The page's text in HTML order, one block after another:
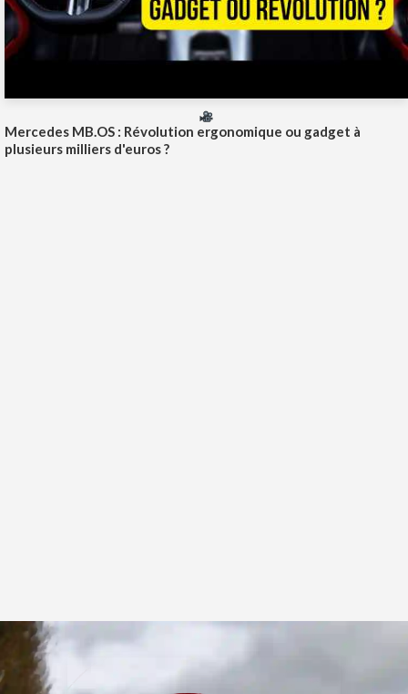
Mercedes MB.OS : Révolution ergonomique ou gadget à
plusieurs milliers d'euros ?